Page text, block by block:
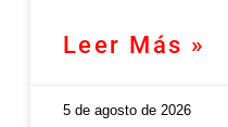
Leer Más »
5 de agosto de 2026